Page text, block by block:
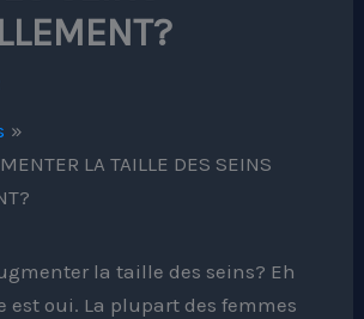
LA TAILLE DES SEINS
la taille des seins? Eh
est oui. La plupart des femmes